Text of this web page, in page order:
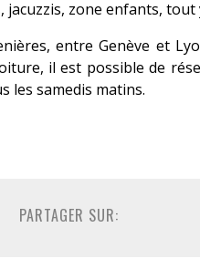
jacuzzis, zone enfants,
entre Genève et
il est possible de
les samedis matins.
PARTAGER SUR: